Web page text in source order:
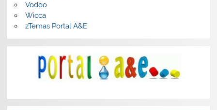
Vodoo
Wicca
zTemas Portal A&E